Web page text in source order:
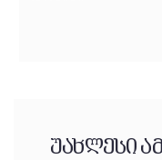
უახლესი